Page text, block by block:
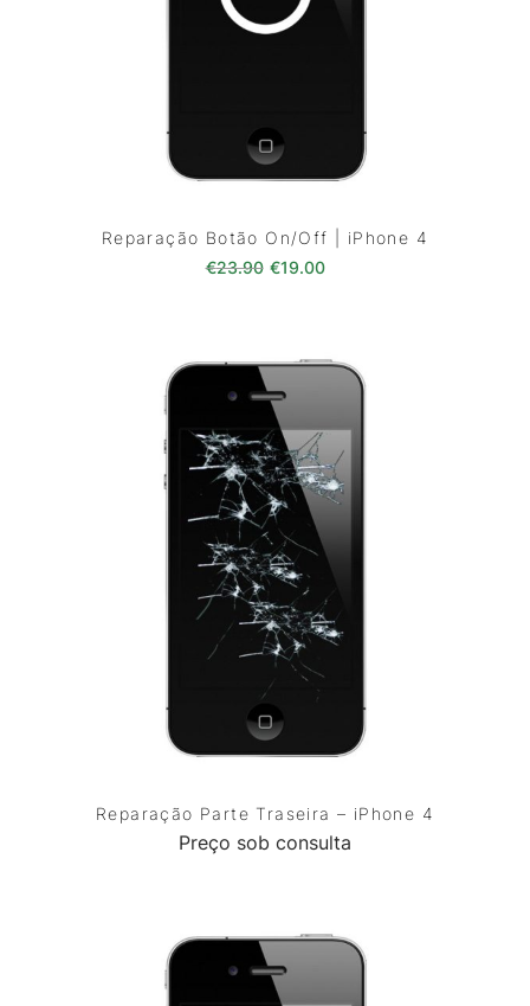
Reparação Botão On/Off | iPhone 4
€23.90 O preço original era: €23.90.
€19.00O preço atual é:
Reparação Parte Traseira – iPhone 4
Preço sob consulta